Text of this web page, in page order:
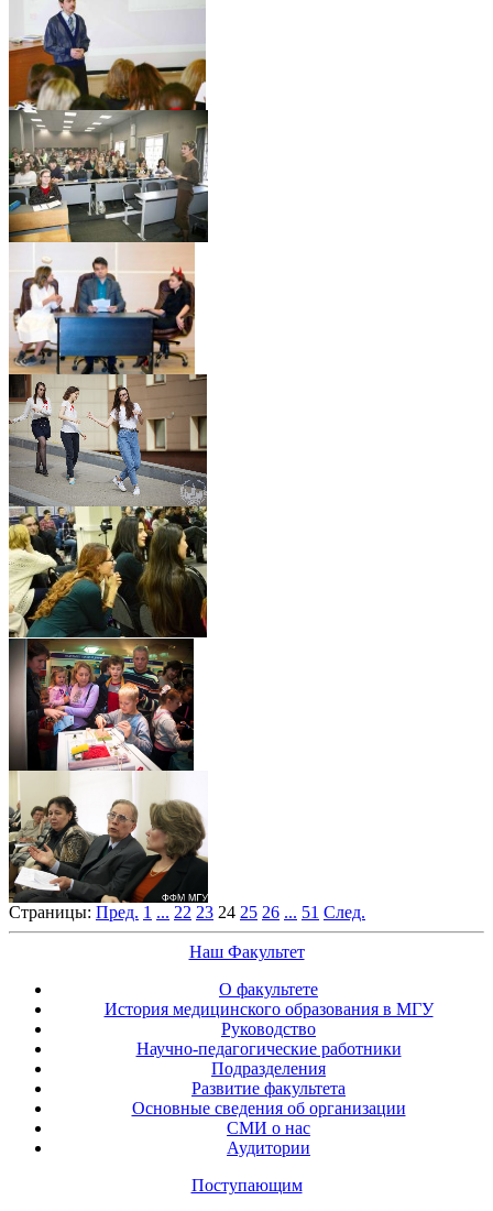
Страницы: Пред. 1 ... 22 23 24 25 26 ... 51 След.
Наш Факультет
О факультете
История медицинского образования в МГУ
Руководство
Научно-педагогические работники
Подразделения
Развитие факультета
Основные сведения об организации
СМИ о нас
Аудитории
Поступающим